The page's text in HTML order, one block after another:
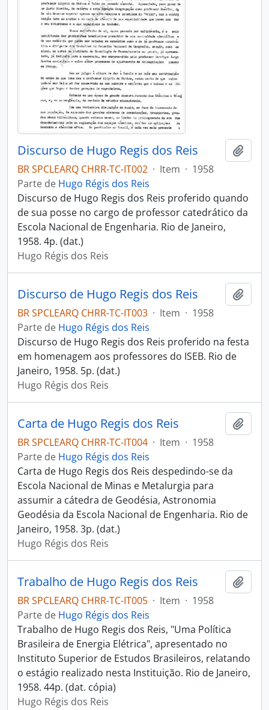
Discurso de Hugo Regis dos Reis
BR SPCLEARQ CHRR-TC-IT002 · Item · 1958
Parte de Hugo Régis dos Reis
Discurso de Hugo Regis dos Reis proferido quando
de sua posse no cargo de professor catedrático da
Escola Nacional de Engenharia. Rio de Janeiro,
1958. 4p. (dat.)
Hugo Régis dos Reis
Discurso de Hugo Regis dos Reis
BR SPCLEARQ CHRR-TC-IT003 · Item · 1958
Parte de Hugo Régis dos Reis
Discurso de Hugo Regis dos Reis proferido na festa
em homenagem aos professores do ISEB. Rio de
Janeiro, 1958. 5p. (dat.)
Hugo Régis dos Reis
Carta de Hugo Regis dos Reis
BR SPCLEARQ CHRR-TC-IT004 · Item · 1958
Parte de Hugo Régis dos Reis
Carta de Hugo Regis dos Reis despedindo-se da
Escola Nacional de Minas e Metalurgia para
assumir a cátedra de Geodésia, Astronomia
Geodésia da Escola Nacional de Engenharia. Rio de
Janeiro, 1958. 3p. (dat.)
Hugo Régis dos Reis
Trabalho de Hugo Regis dos Reis
BR SPCLEARQ CHRR-TC-IT005 · Item · 1958
Parte de Hugo Régis dos Reis
Trabalho de Hugo Regis dos Reis, "Uma Política
Brasileira de Energia Elétrica", apresentado no
Instituto Superior de Estudos Brasileiros, relatando
o estágio realizado nesta Instituição. Rio de Janeiro,
1958. 44p. (dat. cópia)
Hugo Régis dos Reis